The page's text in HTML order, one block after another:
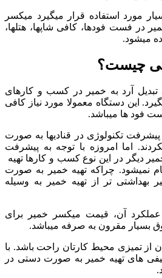
مورد استفاده قرار میگیرد میکسر
خمیر میباشد. از میکسر خمیر در فست فودها، کافی شاپ‎ها، هتل‎ها،
میشود.
چیست؟
آرد به خمیر در کسب و کارهای
این دستگاه معمولا مورد نیاز کافی
در زمان‎های گذشته پیش از پیشرفت تکنولوژی در قنادی‎ها به صورت
اما امروزه با توجه به پیشرفت
دیگر در این نوع کسب و کارها تهیه
نمیشود. چراکه تهیه خمیر به صورت
بهداشتی تر از تهیه خمیر به وسیله
آن، قیمت میکسر خمیر برای
بسیار مقرون به صرفه میباشد.
از تمیزی محیط کارتان راحت باشد. با
های تهیه خمیر به صورت دستی در